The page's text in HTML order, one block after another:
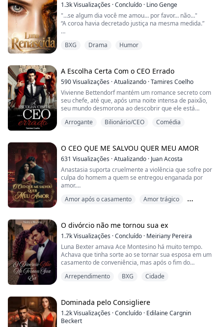
1.3kVisualizações ·Concluído · Lino Genge
"…se algum dia você me amou… por favor… não…"
“A coroa havia decretado justiça na mesma medida.”
seguida, ele derramou o líquido âmbar nos meus
por dentro. O mundo fica negro.
Uma conspiração: de Luna a criminosa. Hope é filha de
Clinton, Alfa da Matilha do Lobo Rocha Azul. Aos 18 a...
BXG Drama Humor
A Escolha Certa Com o CEO Errado
590Visualizações ·Atualizando ·Tamires Coelho
Vivienne Bettendorf mantém um romance secreto com
seu chefe, até que, após uma noite intensa de paixão,
seu mundo desmorona ao descobrir que ele está
recomeçar.
Mas as consequências daquela noite inesquecível logo
vêm à tona, colocando em risco tudo o que ela está
tentando reconstruir.
Arrogante Bilionário/CEO Comédia
O CEO QUE ME SALVOU QUER MEU AMOR
631 Visualizações ·Atualizando · Juan Acosta
Anastasia suporta cruelmente a violência que sofre por
culpa do homem a quem se entregou enganada por
amor.
escuro sem saída, até que o CEO mais poderoso e
No entanto, o que ela não sabia é que o CEO quer seu
amor, seu corpo e sua alma.
As marcas do passado não a deixarão em p...
Amor após o casamento
Amor trágico
O divórcio não me tornou sua ex
1.7kVisualizações ·Concluído · Meiriany Pereira
Luna Bexter amava Ace Montesino há muito tempo.
Achava que tinha sorte ao se tornar sua esposa em um
casamento de conveniência, mas após o fim do
sentimento de Ace mudem e decidi ir embora.
Arrependimento BXG Cidade
Dominada pelo Consigliere
1.2kVisualizações ·Concluído · Edilaine Cargnin
Beckert